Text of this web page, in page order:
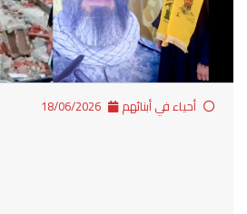
أحياء في أبنائهم